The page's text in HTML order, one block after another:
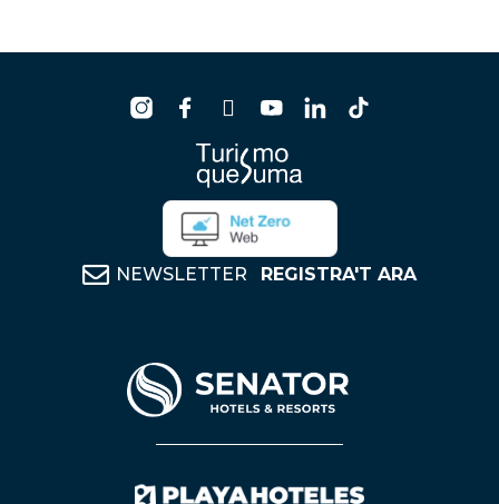
NEWSLETTER REGISTRA'T ARA